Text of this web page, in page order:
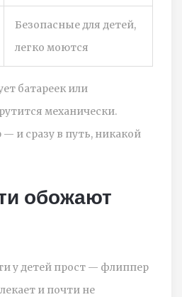
Безопасные для детей,
легко моются
батареек или
механически.
и сразу в путь, никакой
обожают
у детей прост — флиппер
и почти не